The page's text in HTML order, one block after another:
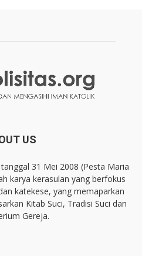
US
31 Mei 2008 (Pesta Maria
karya kerasulan yang berfokus
katekese, yang memaparkan
Kitab Suci, Tradisi Suci dan
Gereja.